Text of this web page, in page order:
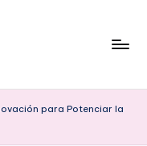
para Potenciar la